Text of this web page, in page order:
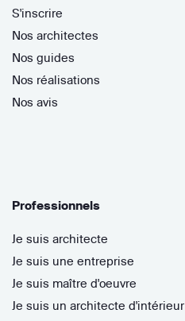
S'inscrire
Nos architectes
Nos guides
Nos réalisations
Nos avis
Professionnels
Je suis architecte
Je suis une entreprise
Je suis maître d'oeuvre
Je suis un architecte d'intérieur